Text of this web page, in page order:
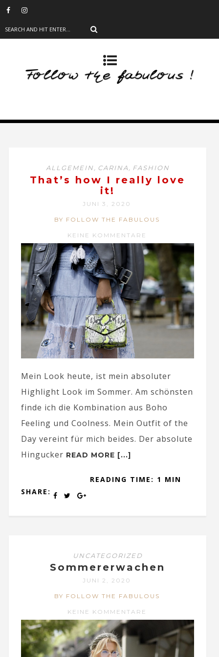
ALLGEMEIN, CARINA, FASHION
That’s how I really love
it!
JUNI 3, 2020
BY FOLLOW THE FABULOUS
KEINE KOMMENTARE
Mein Look heute, ist mein absoluter
Highlight Look im Sommer. Am schönsten
finde ich die Kombination aus Boho
Feeling und Coolness. Mein Outfit of the
Day vereint für mich beides. Der absolute
Hingucker READ MORE [...]
SHARE:
READING TIME: 1 MIN
UNCATEGORIZED
Sommererwachen
JUNI 2, 2020
BY FOLLOW THE FABULOUS
KEINE KOMMENTARE